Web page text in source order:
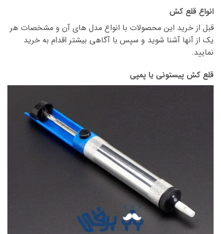
انواع قلع کش
قبل از خرید این محصولات با انواع مدل های آن و مشخصات هر
یک از آنها آشنا شوید و سپس با آگاهی بیشتر اقدام به خرید
نمایید.
قلع کش پیستونی یا پمپی